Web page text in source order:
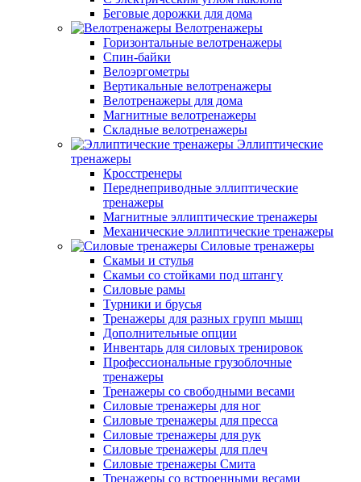
Беговые дорожки для дома
Велотренажеры
Горизонтальные велотренажеры
Спин-байки
Велоэргометры
Вертикальные велотренажеры
Велотренажеры для дома
Магнитные велотренажеры
Складные велотренажеры
Эллиптические
тренажеры
Кросстренеры
Переднеприводные эллиптические
тренажеры
Магнитные эллиптические тренажеры
Механические эллиптические тренажеры
Силовые тренажеры
Скамьи и стулья
Скамьи со стойками под штангу
Силовые рамы
Турники и брусья
Тренажеры для разных групп мышц
Дополнительные опции
Инвентарь для силовых тренировок
Профессиональные грузоблочные
тренажеры
Тренажеры со свободными весами
Силовые тренажеры для ног
Силовые тренажеры для пресса
Силовые тренажеры для рук
Силовые тренажеры для плеч
Силовые тренажеры Смита
Тренажеры со встроенными весами